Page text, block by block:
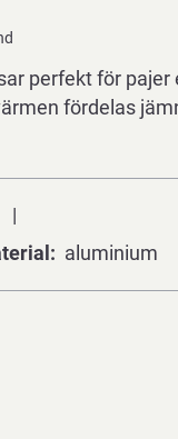
perfekt för pajer
fördelas
aluminium